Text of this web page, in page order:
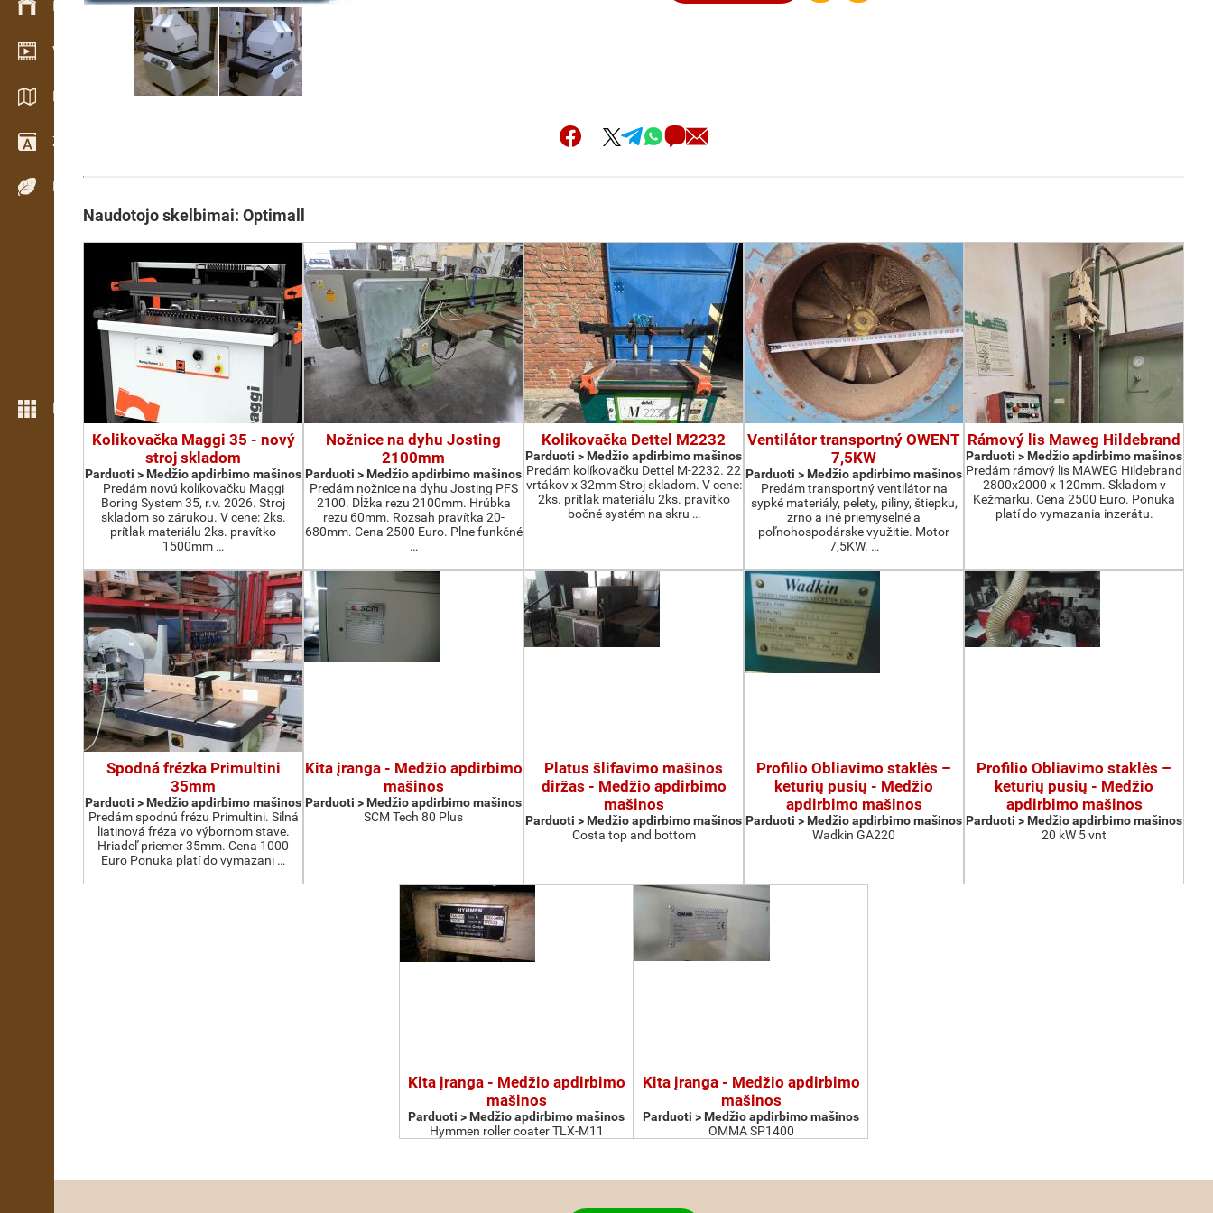
Inventoriaus valdymas
Vaizdo įrašų salė
Katalogai / Brošiūros
Žodynas
Medienos rūšys
Daugiau funkcijų
Naudotojo skelbimai: Optimall
Kolikovačka Maggi 35 - nový
stroj skladom
Parduoti > Medžio apdirbimo mašinos
Predám novú kolíkovačku Maggi
Boring System 35, r.v. 2026. Stroj
skladom so zárukou. V cene: 2ks.
prítlak materiálu 2ks. pravítko
1500mm …
Nožnice na dyhu Josting
2100mm
Parduoti > Medžio apdirbimo mašinos
Predám nožnice na dyhu Josting PFS
2100. Dĺžka rezu 2100mm. Hrúbka
rezu 60mm. Rozsah pravítka 20-
680mm. Cena 2500 Euro. Plne funkčné
…
Kolikovačka Dettel M2232
Parduoti > Medžio apdirbimo mašinos
Predám kolíkovačku Dettel M-2232. 22
vrtákov x 32mm Stroj skladom. V cene:
2ks. prítlak materiálu 2ks. pravítko
bočné systém na skru …
Ventilátor transportný OWENT
7,5KW
Parduoti > Medžio apdirbimo mašinos
Predám transportný ventilátor na
sypké materiály, pelety, piliny, štiepku,
zrno a iné priemyselné a
poľnohospodárske využitie. Motor
7,5KW. …
Rámový lis Maweg Hildebrand
Parduoti > Medžio apdirbimo mašinos
Predám rámový lis MAWEG Hildebrand
2800x2000 x 120mm. Skladom v
Kežmarku. Cena 2500 Euro. Ponuka
platí do vymazania inzerátu.
Spodná frézka Primultini
35mm
Parduoti > Medžio apdirbimo mašinos
Predám spodnú frézu Primultini. Silná
liatinová fréza vo výbornom stave.
Hriadeľ priemer 35mm. Cena 1000
Euro Ponuka platí do vymazani …
Kita įranga - Medžio apdirbimo
mašinos
Parduoti > Medžio apdirbimo mašinos
SCM Tech 80 Plus
Platus šlifavimo mašinos
diržas - Medžio apdirbimo
mašinos
Parduoti > Medžio apdirbimo mašinos
Costa top and bottom
Profilio Obliavimo staklės –
keturių pusių - Medžio
apdirbimo mašinos
Parduoti > Medžio apdirbimo mašinos
Wadkin GA220
Profilio Obliavimo staklės –
keturių pusių - Medžio
apdirbimo mašinos
Parduoti > Medžio apdirbimo mašinos
20 kW 5 vnt
Kita įranga - Medžio apdirbimo
mašinos
Parduoti > Medžio apdirbimo mašinos
Hymmen roller coater TLX-M11
Kita įranga - Medžio apdirbimo
mašinos
Parduoti > Medžio apdirbimo mašinos
OMMA SP1400